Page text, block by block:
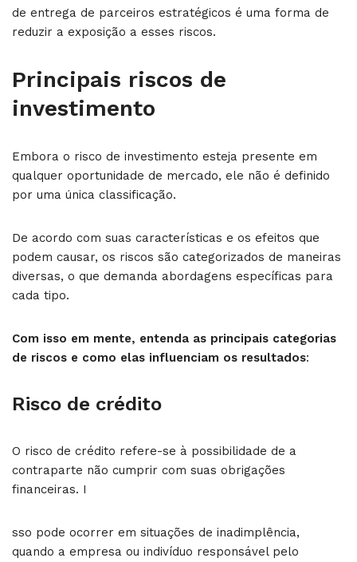
de entrega de parceiros estratégicos é uma forma de
reduzir a exposição a esses riscos.
Principais riscos de
investimento
Embora o risco de investimento esteja presente em
qualquer oportunidade de mercado, ele não é definido
por uma única classificação.
De acordo com suas características e os efeitos que
podem causar, os riscos são categorizados de maneiras
diversas, o que demanda abordagens específicas para
cada tipo.
Com isso em mente, entenda as principais categorias
de riscos e como elas influenciam os resultados:
Risco de crédito
O risco de crédito refere-se à possibilidade de a
contraparte não cumprir com suas obrigações
financeiras. I
sso pode ocorrer em situações de inadimplência,
quando a empresa ou indivíduo responsável pelo